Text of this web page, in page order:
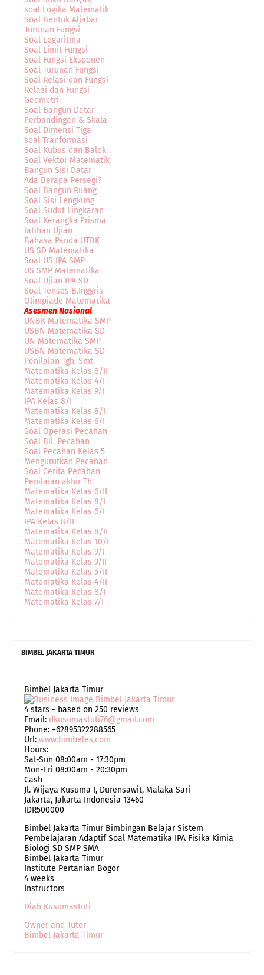
soal Logika Matematik
Soal Bentuk Aljabar
Turunan Fungsi
Soal Logaritma
Soal Limit Fungsi
Soal Fungsi Eksponen
Soal Turunan Fungsi
Soal Relasi dan Fungsi
Relasi dan Fungsi
Geometri
Soal Bangun Datar
Perbandingan & Skala
Soal Dimensi Tiga
soal Tranformasi
Soal Kubus dan Balok
Soal Vektor Matematik
Bangun Sisi Datar
Ada Berapa Persegi?
Soal Bangun Ruang
Soal Sisi Lengkung
Soal Sudut Lingkaran
Soal Kerangka Prisma
latihan Ujian
Bahasa Panda UTBK
US SD Matematika
Soal US IPA SMP
US SMP Matematika
Soal Ujian IPA SD
Soal Tenses B.Inggris
Olimpiade Matematika
Asesmen Nasional
UNBK Matematika SMP
USBN Matematika SD
UN Matematika SMP
USBN Matematika SD
Penilaian Tgh. Smt.
Matematika Kelas 8/II
Matematika Kelas 4/I
Matematika Kelas 9/I
IPA Kelas 8/I
Matematika Kelas 8/I
Matematika Kelas 6/I
Soal Operasi Pecahan
Soal Bil. Pecahan
Soal Pecahan Kelas 5
Mengurutkan Pecahan
Soal Cerita Pecahan
Penilaian akhir Th.
Matematika Kelas 6/II
Matematika Kelas 8/I
Matematika Kelas 6/I
IPA Kelas 8/II
Matematika Kelas 8/II
Matematika Kelas 10/I
Matematika Kelas 9/I
Matematika Kelas 9/II
Matematika Kelas 5/II
Matematika Kelas 4/II
Matematika Kelas 8/I
Matematika Kelas 7/I
BIMBEL JAKARTA TIMUR
Bimbel Jakarta Timur
4 stars - based on 250 reviews
Email: dkusumastuti76@gmail.com
Phone: +62895322288565
Url: www.bimbeles.com
Hours:
Sat-Sun 08:00am - 17:30pm
Mon-Fri 08:00am - 20:30pm
Cash
Jl. Wijaya Kusuma I, Durensawit, Malaka Sari
Jakarta, Jakarta Indonesia 13460
IDR500000
Bimbel Jakarta Timur Bimbingan Belajar Sistem
Pembelajaran Adaptif Soal Matematika IPA Fisika Kimia
Biologi SD SMP SMA
Bimbel Jakarta Timur
Institute Pertanian Bogor
4 weeks
Instructors
Diah Kusumastuti
Owner and Tutor
Bimbel Jakarta Timur